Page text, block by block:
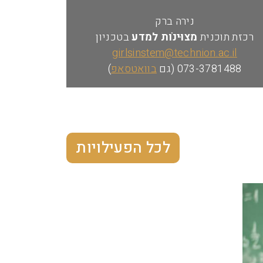
נירה ברק
רכזת תוכנית מצוּינוׂת למדעבטכניון
girlsinstem@technion.ac.il
073-3781488 (גם
בוואטסאפ)
לכל הפעילויות